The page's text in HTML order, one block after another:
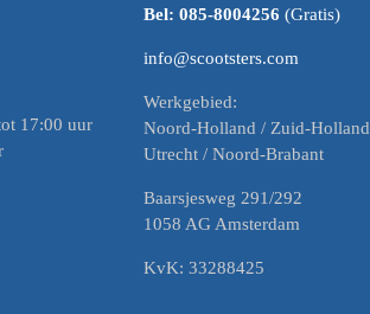
17:00 uur
Bel: 085-8004256(Gratis)
info@scootsters.com
Werkgebied:
Noord-Holland / Zuid-Holland
Utrecht / Noord-Brabant
Baarsjesweg 291/292
1058 AG Amsterdam
KvK: 33288425